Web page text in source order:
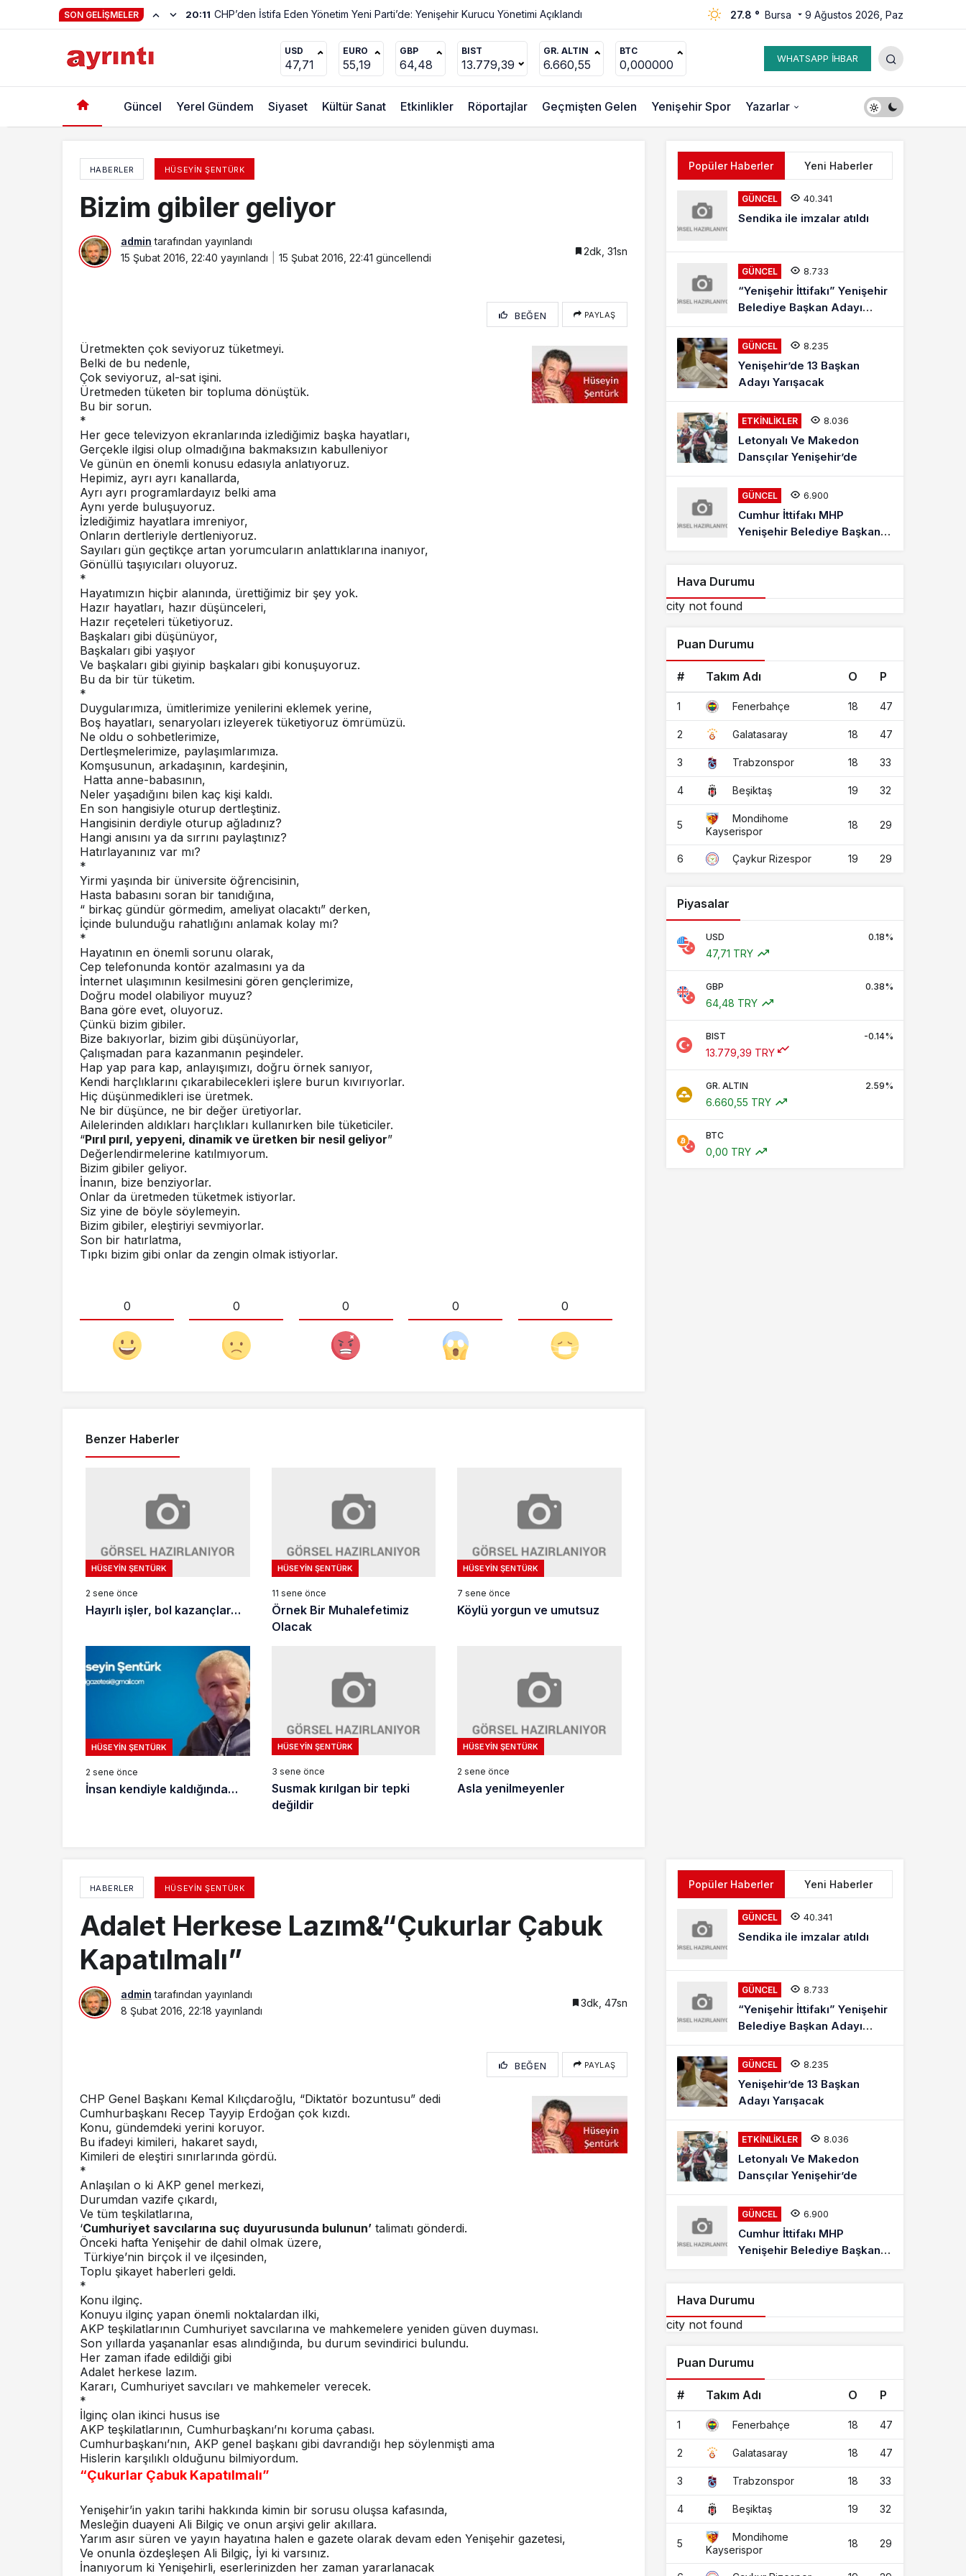
SON GELIŞMELER 27.8 ° Bursa 9 Ağustos 2026, Paz
USD
47,71
EURO
55,19
GBP
64,48
BIST
13.779,39
GR. ALTIN
6.660,55
BTC
0,000000 WHATSAPP İHBAR
Güncel Yerel Gündem Siyaset Kültür Sanat Etkinlikler Röportajlar Geçmişten Gelen Yenişehir Spor Yazarlar
HABERLER HÜSEYIN ŞENTÜRK
Bizim gibiler geliyor
admin tarafından yayınlandı
15 Şubat 2016, 22:40 yayınlandı 15 Şubat 2016, 22:41 güncellendi
2dk, 31sn
BEĞEN PAYLAŞ
Üretmekten çok seviyoruz tüketmeyi.
Belki de bu nedenle,
Çok seviyoruz, al-sat işini.
Üretmeden tüketen bir topluma dönüştük.
Bu bir sorun.
*
Her gece televizyon ekranlarında izlediğimiz başka hayatları,
Gerçekle ilgisi olup olmadığına bakmaksızın kabulleniyor
Ve günün en önemli konusu edasıyla anlatıyoruz.
Hepimiz, ayrı ayrı kanallarda,
Ayrı ayrı programlardayız belki ama
Aynı yerde buluşuyoruz.
İzlediğimiz hayatlara imreniyor,
Onların dertleriyle dertleniyoruz.
Sayıları gün geçtikçe artan yorumcuların anlattıklarına inanıyor,
Gönüllü taşıyıcıları oluyoruz.
*
Hayatımızın hiçbir alanında, ürettiğimiz bir şey yok.
Hazır hayatları, hazır düşünceleri,
Hazır reçeteleri tüketiyoruz.
Başkaları gibi düşünüyor,
Başkaları gibi yaşıyor
Ve başkaları gibi giyinip başkaları gibi konuşuyoruz.
Bu da bir tür tüketim.
*
Duygularımıza, ümitlerimize yenilerini eklemek yerine,
Boş hayatları, senaryoları izleyerek tüketiyoruz ömrümüzü.
Ne oldu o sohbetlerimize,
Dertleşmelerimize, paylaşımlarımıza.
Komşusunun, arkadaşının, kardeşinin,
Hatta anne-babasının,
Neler yaşadığını bilen kaç kişi kaldı.
En son hangisiyle oturup dertleştiniz.
Hangisinin derdiyle oturup ağladınız?
Hangi anısını ya da sırrını paylaştınız?
Hatırlayanınız var mı?
*
Yirmi yaşında bir üniversite öğrencisinin,
Hasta babasını soran bir tanıdığına,
“ birkaç gündür görmedim, ameliyat olacaktı” derken,
İçinde bulunduğu rahatlığını anlamak kolay mı?
*
Hayatının en önemli sorunu olarak,
Cep telefonunda kontör azalmasını ya da
İnternet ulaşımının kesilmesini gören gençlerimize,
Doğru model olabiliyor muyuz?
Bana göre evet, oluyoruz.
Çünkü bizim gibiler.
Bize bakıyorlar, bizim gibi düşünüyorlar,
Çalışmadan para kazanmanın peşindeler.
Hap yap para kap, anlayışımızı, doğru örnek sanıyor,
Kendi harçlıklarını çıkarabilecekleri işlere burun kıvırıyorlar.
Hiç düşünmedikleri ise üretmek.
Ne bir düşünce, ne bir değer üretiyorlar.
Ailelerinden aldıkları harçlıkları kullanırken bile tüketiciler.
“Pırıl pırıl, yepyeni, dinamik ve üretken bir nesil geliyor”
Değerlendirmelerine katılmıyorum.
Bizim gibiler geliyor.
İnanın, bize benziyorlar.
Onlar da üretmeden tüketmek istiyorlar.
Siz yine de böyle söylemeyin.
Bizim gibiler, eleştiriyi sevmiyorlar.
Son bir hatırlatma,
Tıpkı bizim gibi onlar da zengin olmak istiyorlar.
0 0 0 0 0
Benzer Haberler
HÜSEYIN ŞENTÜRK
2 sene önce
Hayırlı işler, bol kazançlar…
HÜSEYIN ŞENTÜRK
11 sene önce
Örnek Bir Muhalefetimiz
Olacak
HÜSEYIN ŞENTÜRK
7 sene önce
Köylü yorgun ve umutsuz
HÜSEYIN ŞENTÜRK
2 sene önce
İnsan kendiyle kaldığında…
HÜSEYIN ŞENTÜRK
3 sene önce
Susmak kırılgan bir tepki
değildir
HÜSEYIN ŞENTÜRK
2 sene önce
Asla yenilmeyenler
Popüler Haberler Yeni Haberler
GÜNCEL 40.341
Sendika ile imzalar atıldı
GÜNCEL 8.733
“Yenişehir İttifakı” Yenişehir
Belediye Başkan Adayı
Mehmet Kaya Röportajı
GÜNCEL 8.235
Yenişehir’de 13 Başkan
Adayı Yarışacak
ETKINLIKLER 8.036
Letonyalı Ve Makedon
Dansçılar Yenişehir’de
GÜNCEL 6.900
Cumhur İttifakı MHP
Yenişehir Belediye Başkan
Hava Durumu
city not found
Puan Durumu
# Takım Adı O P
1 Fenerbahçe 18 47
2 Galatasaray 18 47
3 Trabzonspor 18 33
4 Beşiktaş 19 32
5
Mondihome
Kayserispor
18 29
6 Çaykur Rizespor 19 29
Piyasalar
USD 0.18%
47,71 TRY
GBP 0.38%
64,48 TRY
BIST -0.14%
13.779,39 TRY
GR. ALTIN 2.59%
6.660,55 TRY
BTC
0,00 TRY
HABERLER HÜSEYIN ŞENTÜRK
Adalet Herkese Lazım&“Çukurlar Çabuk
Kapatılmalı”
admin tarafından yayınlandı
8 Şubat 2016, 22:18 yayınlandı
3dk, 47sn
BEĞEN PAYLAŞ
CHP Genel Başkanı Kemal Kılıçdaroğlu, “Diktatör bozuntusu” dedi
Cumhurbaşkanı Recep Tayyip Erdoğan çok kızdı.
Konu, gündemdeki yerini koruyor.
Bu ifadeyi kimileri, hakaret saydı,
Kimileri de eleştiri sınırlarında gördü.
*
Anlaşılan o ki AKP genel merkezi,
Durumdan vazife çıkardı,
Ve tüm teşkilatlarına,
‘Cumhuriyet savcılarına suç duyurusunda bulunun’ talimatı gönderdi.
Önceki hafta Yenişehir de dahil olmak üzere,
Türkiye’nin birçok il ve ilçesinden,
Toplu şikayet haberleri geldi.
*
Konu ilginç.
Konuyu ilginç yapan önemli noktalardan ilki,
AKP teşkilatlarının Cumhuriyet savcılarına ve mahkemelere yeniden güven duyması.
Son yıllarda yaşananlar esas alındığında, bu durum sevindirici bulundu.
Her zaman ifade edildiği gibi
Adalet herkese lazım.
Kararı, Cumhuriyet savcıları ve mahkemeler verecek.
*
İlginç olan ikinci husus ise
AKP teşkilatlarının, Cumhurbaşkanı’nı koruma çabası.
Cumhurbaşkanı’nın, AKP genel başkanı gibi davrandığı hep söylenmişti ama
Hislerin karşılıklı olduğunu bilmiyordum.
“Çukurlar Çabuk Kapatılmalı”
Yenişehir’in yakın tarihi hakkında kimin bir sorusu oluşsa kafasında,
Mesleğin duayeni Ali Bilgiç ve onun arşivi gelir akıllara.
Yarım asır süren ve yayın hayatına halen e gazete olarak devam eden Yenişehir gazetesi,
Ve onunla özdeşleşen Ali Bilgiç, İyi ki varsınız.
İnanıyorum ki Yenişehirli, eserlerinizden her zaman yararlanacak
Adalet Herkese Lazım&“Çukurlar Çabuk Kapatılmalı”
Popüler Haberler Yeni Haberler
GÜNCEL 40.341
Sendika ile imzalar atıldı
GÜNCEL 8.733
“Yenişehir İttifakı” Yenişehir
Belediye Başkan Adayı
Mehmet Kaya Röportajı
GÜNCEL 8.235
Yenişehir’de 13 Başkan
Adayı Yarışacak
ETKINLIKLER 8.036
Letonyalı Ve Makedon
Dansçılar Yenişehir’de
GÜNCEL 6.900
Cumhur İttifakı MHP
Yenişehir Belediye Başkan
Hava Durumu
city not found
Puan Durumu
# Takım Adı O P
1 Fenerbahçe 18 47
2 Galatasaray 18 47
3 Trabzonspor 18 33
4 Beşiktaş 19 32
5
Mondihome
Kayserispor
18 29